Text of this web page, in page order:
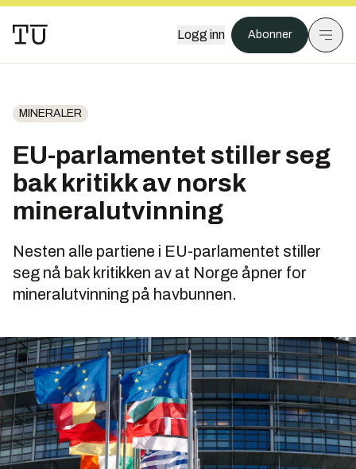
Logg inn Abonner
MINERALER
EU-parlamentet stiller seg
bak kritikk av norsk
mineralutvinning
Nesten alle partiene i EU-parlamentet stiller
seg nå bak kritikken av at Norge åpner for
mineralutvinning på havbunnen.